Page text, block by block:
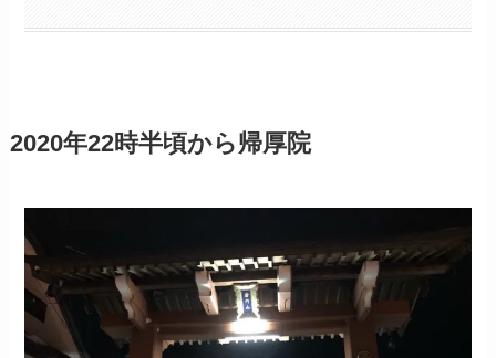
2020年22時半頃から帰厚院